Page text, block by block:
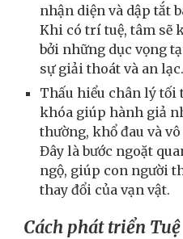
nhận diện và dập tắt
Khi có trí tuệ, tâm sẽ
bởi những dục vọng
sự giải thoát và an lạc.
Thấu hiểu chân lý tối
khóa giúp hành giả
thường, khổ đau và
Đây là bước ngoặt
ngộ, giúp con người
thay đổi của vạn vật.
Cách phát triển Tuệ